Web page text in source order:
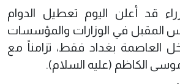
قد أعلن اليوم تعطيل الدوام
المقبل في الوزارات والمؤسسات
العاصمة بغداد فقط، تزامناً مع
الكاظم (عليه السلام).